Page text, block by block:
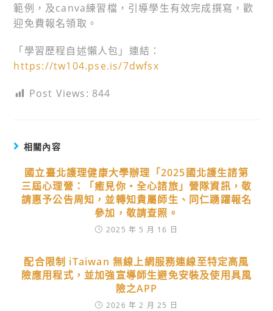
範例，及canva練習檔，引導學生有效完成撰寫，歡
迎免費報名領取。
「學習歷程自述懶人包」連結：
https://tw104.pse.is/7dwfsx
Post Views: 844
相關內容
國立臺北護理健康大學辦理「2025國北護生諮第
三屆心理營：「癒見你‧全心諮旅」營隊資訊，敬
請惠予公告周知，並轉知貴屬師生、同仁踴躍報名
參加，敬請查照。
2025 年 5 月 16 日
配合限制 iTaiwan 無線上網服務連線至特定高風
險應用程式，並加強宣導師生避免安裝及使用具風
險之APP
2026 年 2 月 25 日